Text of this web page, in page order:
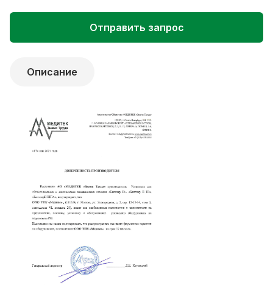
Отправить запрос
Описание